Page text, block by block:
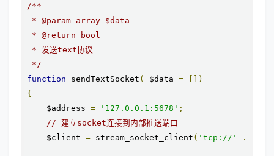
/**
* @param array $data
* @return bool
* 发送text协议
*/
function sendTextSocket ( $data =
[])
{
    $address
= '127.0.0.1:5678' ;
// 建立socket连接到内部推送端口
    $client
= stream_socket_client ( 'tcp://' .